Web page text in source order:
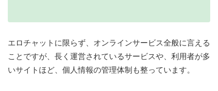
エロチャットに限らず、オンラインサービス全般に言える
ことですが、長く運営されているサービスや、利用者が多
いサイトほど、個人情報の管理体制も整っています。